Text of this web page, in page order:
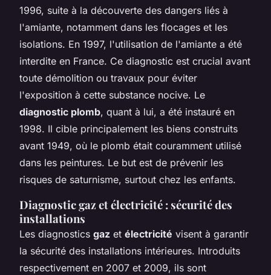
1996, suite à la découverte des dangers liés à
l'amiante, notamment dans les flocages et les
isolations. En 1997, l'utilisation de l'amiante a été
interdite en France. Ce diagnostic est crucial avant
toute démolition ou travaux pour éviter
l'exposition à cette substance nocive. Le
diagnostic plomb, quant à lui, a été instauré en
1998. Il cible principalement les biens construits
avant 1949, où le plomb était couramment utilisé
dans les peintures. Le but est de prévenir les
risques de saturnisme, surtout chez les enfants.
Diagnostic gaz et électricité : sécurité des
installations
Les diagnostics gaz et électricité visent à garantir
la sécurité des installations intérieures. Introduits
respectivement en 2007 et 2009, ils sont